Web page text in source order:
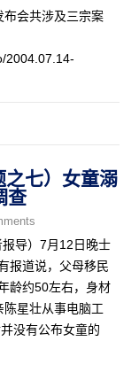
会共涉及三宗案
2004.07.14-
之七）女童溺
查
导）7月12日晚士
报道说，父母移民
龄约50左右，身材
星壮从事电脑工
没有公布女童的